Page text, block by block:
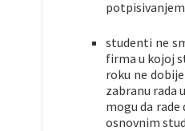
studenti ne
firma u kojoj
roku ne
zabranu rada
mogu da
osnovnim